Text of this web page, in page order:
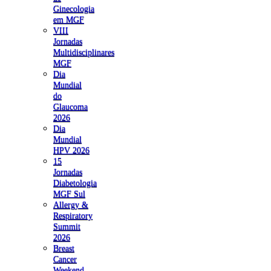
Ginecologia
em MGF
VIII
Jornadas
Multidisciplinares
MGF
Dia
Mundial
do
Glaucoma
2026
Dia
Mundial
HPV 2026
15
Jornadas
Diabetologia
MGF Sul
Allergy &
Respiratory
Summit
2026
Breast
Cancer